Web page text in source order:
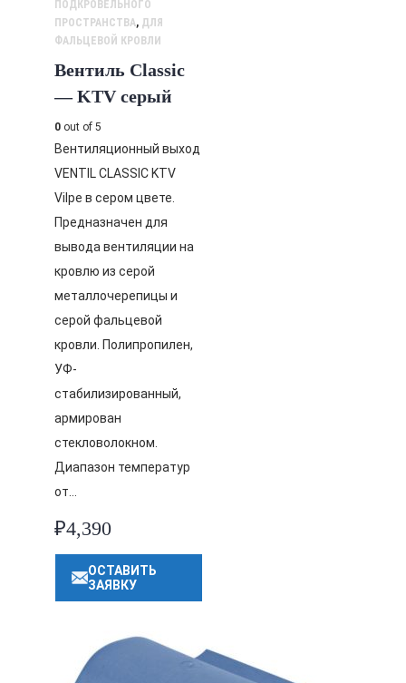
ПОДКРОВЕЛЬНОГО
ПРОСТРАНСТВА, ДЛЯ
ФАЛЬЦЕВОЙ КРОВЛИ
Вентиль Classic
— KTV серый
0 out of 5
Вентиляционный выход
VENTIL CLASSIC KTV
Vilpe в сером цвете.
Предназначен для
вывода вентиляции на
кровлю из серой
металлочерепицы и
серой фальцевой
кровли. Полипропилен,
УФ-
стабилизированный,
армирован
стекловолокном.
Диапазон температур
от…
₽4,390
ОСТАВИТЬ
ЗАЯВКУ